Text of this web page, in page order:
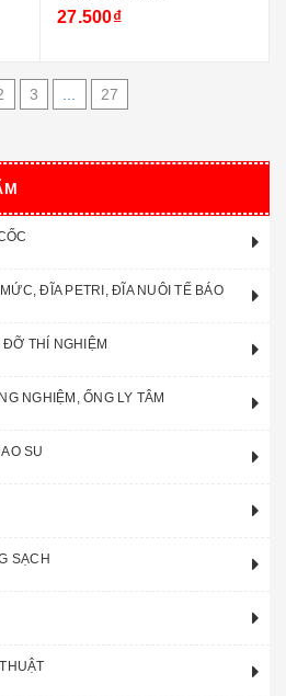
27.500₫
3 27
ĐĨA PETRI, ĐĨA NUÔI TẾ BÁO
THÍ NGHIỆM
NGHIỆM, ỐNG LY TÂM
SU
SẠCH